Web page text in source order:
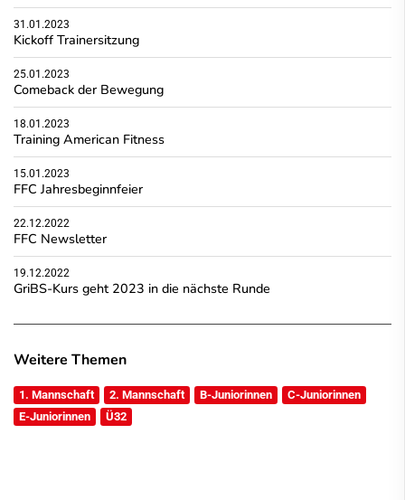
31.01.2023
Kickoff Trainersitzung
25.01.2023
Comeback der Bewegung
18.01.2023
Training American Fitness
15.01.2023
FFC Jahresbeginnfeier
22.12.2022
FFC Newsletter
19.12.2022
GriBS-Kurs geht 2023 in die nächste Runde
Weitere Themen
1. Mannschaft 2. Mannschaft B-Juniorinnen
C-Juniorinnen
E-Juniorinnen
Ü32